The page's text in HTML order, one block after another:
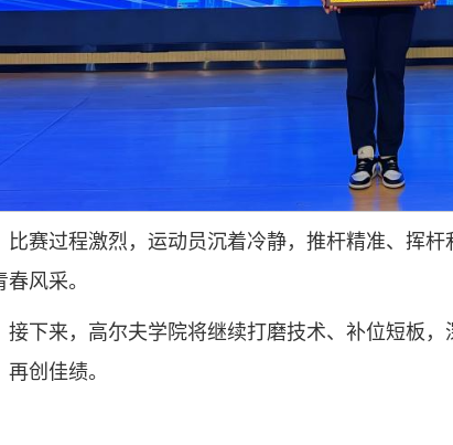
比赛过程激烈，运动员沉着冷静，推杆精准、挥
春风采。
接下来，高尔夫学院将继续打磨技术、补位短板
再创佳绩。